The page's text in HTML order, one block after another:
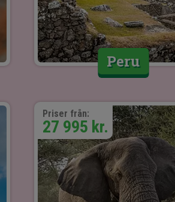
Peru
Priser från:
27 995 kr.